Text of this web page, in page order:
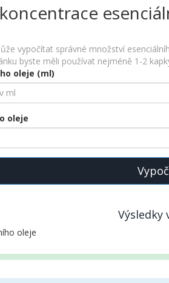
vypočítat správné množství
byste měli používat nejméně 1-2
oleje (ml)
oleje
Výsledky
oleje